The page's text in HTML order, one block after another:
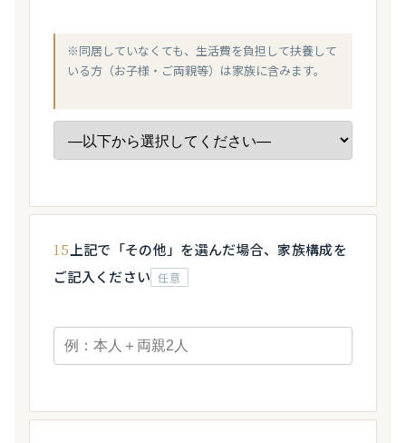
※同居していなくても、生活費を負担して扶養して
いる方（お子様・ご両親等）は家族に含みます。
15上記で「その他」を選んだ場合、家族構成を
ご記入ください 任意